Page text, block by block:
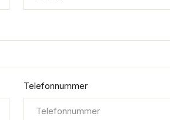
Telefonnummer